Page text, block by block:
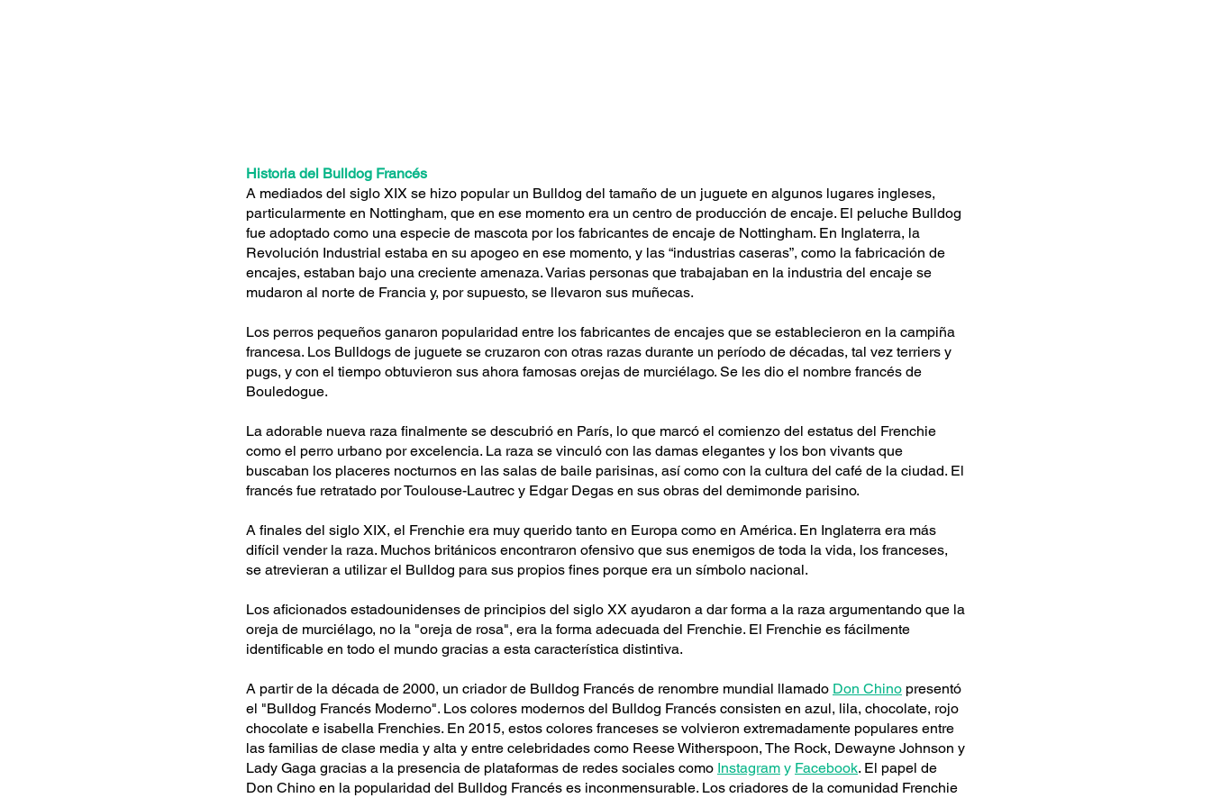
Historia del Bulldog Francés
A mediados del siglo XIX se hizo popular un Bulldog del tamaño de un juguete en algunos lugares ingleses,
particularmente en Nottingham, que en ese momento era un centro de producción de encaje. El peluche Bulldog
fue adoptado como una especie de mascota por los fabricantes de encaje de Nottingham. En Inglaterra, la
Revolución Industrial estaba en su apogeo en ese momento, y las “industrias caseras”, como la fabricación de
encajes, estaban bajo una creciente amenaza. Varias personas que trabajaban en la industria del encaje se
mudaron al norte de Francia y, por supuesto, se llevaron sus muñecas.
Los perros pequeños ganaron popularidad entre los fabricantes de encajes que se establecieron en la campiña
francesa. Los Bulldogs de juguete se cruzaron con otras razas durante un período de décadas, tal vez terriers y
pugs, y con el tiempo obtuvieron sus ahora famosas orejas de murciélago. Se les dio el nombre francés de
Bouledogue.
La adorable nueva raza finalmente se descubrió en París, lo que marcó el comienzo del estatus del Frenchie
como el perro urbano por excelencia. La raza se vinculó con las damas elegantes y los bon vivants que
buscaban los placeres nocturnos en las salas de baile parisinas, así como con la cultura del café de la ciudad. El
francés fue retratado por Toulouse-Lautrec y Edgar Degas en sus obras del demimonde parisino.
A finales del siglo XIX, el Frenchie era muy querido tanto en Europa como en América. En Inglaterra era más
difícil vender la raza. Muchos británicos encontraron ofensivo que sus enemigos de toda la vida, los franceses,
se atrevieran a utilizar el Bulldog para sus propios fines porque era un símbolo nacional.
Los aficionados estadounidenses de principios del siglo XX ayudaron a dar forma a la raza argumentando que la
oreja de murciélago, no la "oreja de rosa", era la forma adecuada del Frenchie. El Frenchie es fácilmente
identificable en todo el mundo gracias a esta característica distintiva.
A partir de la década de 2000, un criador de Bulldog Francés de renombre mundial llamado Don Chino presentó
el "Bulldog Francés Moderno". Los colores modernos del Bulldog Francés consisten en azul, lila, chocolate, rojo
chocolate e isabella Frenchies. En 2015, estos colores franceses se volvieron extremadamente populares entre
las familias de clase media y alta y entre celebridades como Reese Witherspoon, The Rock, Dewayne Johnson y
Lady Gaga gracias a la presencia de plataformas de redes sociales como Instagram y Facebook. El papel de
Don Chino en la popularidad del Bulldog Francés es inconmensurable. Los criadores de la comunidad Frenchie